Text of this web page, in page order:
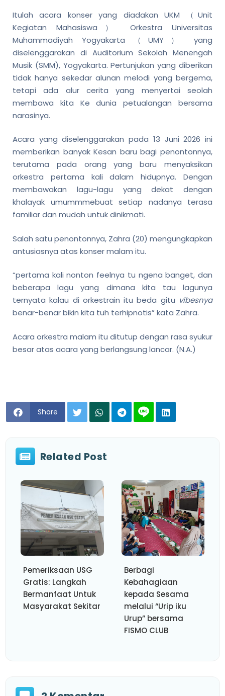
Itulah acara konser yang diadakan UKM （Unit
Kegiatan Mahasiswa） Orkestra Universitas
Muhammadiyah Yogyakarta （UMY） yang
diselenggarakan di Auditorium Sekolah Menengah
Musik (SMM), Yogyakarta. Pertunjukan yang diberikan
tidak hanya sekedar alunan melodi yang bergema,
tetapi ada alur cerita yang menyertai seolah
membawa kita Ke dunia petualangan bersama
narasinya.
Acara yang diselenggarakan pada 13 Juni 2026 ini
memberikan banyak Kesan baru bagi penontonnya,
terutama pada orang yang baru menyaksikan
orkestra pertama kali dalam hidupnya. Dengan
membawakan lagu-lagu yang dekat dengan
khalayak umummmebuat setiap nadanya terasa
familiar dan mudah untuk dinikmati.
Salah satu penontonnya, Zahra (20) mengungkapkan
antusiasnya atas konser malam itu.
“pertama kali nonton feelnya tu ngena banget, dan
beberapa lagu yang dimana kita tau lagunya
ternyata kalau di orkestrain itu beda gitu vibesnya
benar-benar bikin kita tuh terhipnotis” kata Zahra.
Acara orkestra malam itu ditutup dengan rasa syukur
besar atas acara yang berlangsung lancar. (N.A.)
Share
Related Post
Pemeriksaan USG
Gratis: Langkah
Bermanfaat Untuk
Masyarakat Sekitar
Berbagi
Kebahagiaan
kepada Sesama
melalui “Urip iku
Urup” bersama
FISMO CLUB